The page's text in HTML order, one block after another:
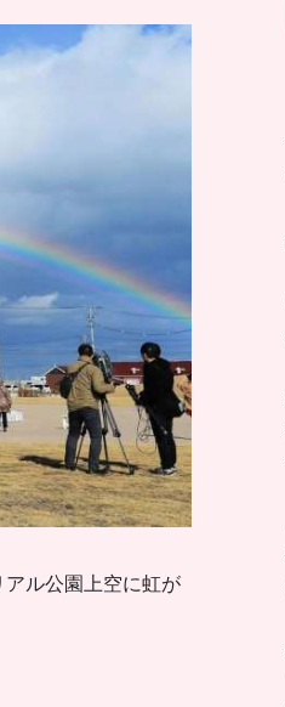
ル公園上空に虹が